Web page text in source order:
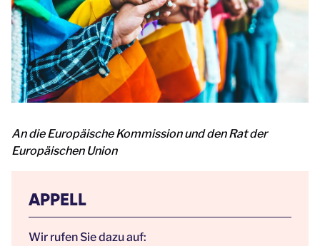
An die Europäische Kommission und den Rat der
Europäischen Union
APPELL
Wir rufen Sie dazu auf: